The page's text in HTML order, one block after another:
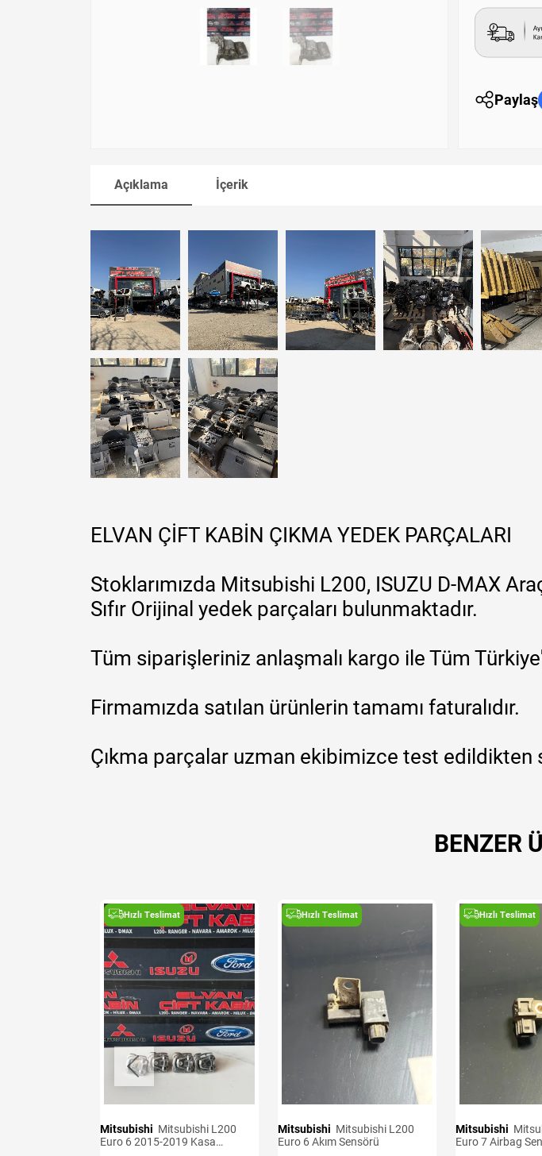
Paylaş
Açıklama İçerik
ELVAN ÇİFT KABİN ÇIKMA YEDEK PARÇALARI
Stoklarımızda Mitsubishi L200, ISUZU D-MAX
Sıfır Orijinal yedek parçaları bulunmaktadır.
Tüm siparişleriniz anlaşmalı kargo ile Tüm
Firmamızda satılan ürünlerin tamamı faturalıdır.
Çıkma parçalar uzman ekibimizce test edildikten
BENZER
Hızlı Teslimat
Mitsubishi
Euro 6 2015-2019 Kasa
Hızlı Teslimat
Mitsubishi
Euro 6 Akım Sensörü
Hızlı Teslimat
Mitsubishi
Euro 7 Airbag